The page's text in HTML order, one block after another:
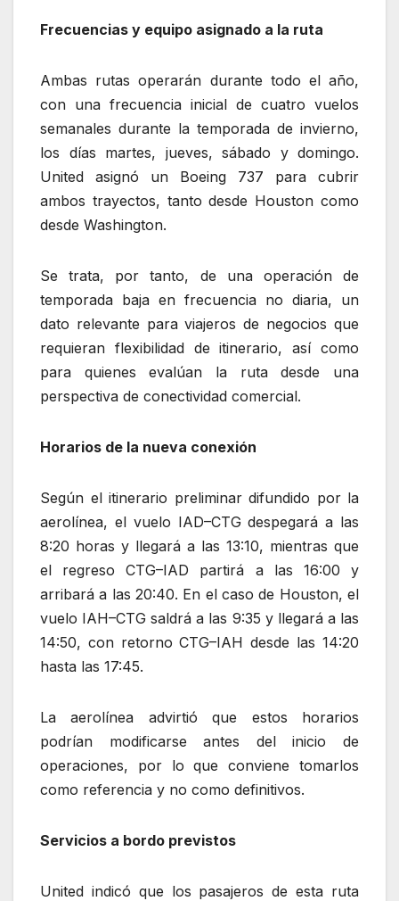
Frecuencias y equipo asignado a la ruta
Ambas rutas operarán durante todo el año,
con una frecuencia inicial de cuatro vuelos
semanales durante la temporada de invierno,
los días martes, jueves, sábado y domingo.
United asignó un Boeing 737 para cubrir
ambos trayectos, tanto desde Houston como
desde Washington.
Se trata, por tanto, de una operación de
temporada baja en frecuencia no diaria, un
dato relevante para viajeros de negocios que
requieran flexibilidad de itinerario, así como
para quienes evalúan la ruta desde una
perspectiva de conectividad comercial.
Horarios de la nueva conexión
Según el itinerario preliminar difundido por la
aerolínea, el vuelo IAD–CTG despegará a las
8:20 horas y llegará a las 13:10, mientras que
el regreso CTG–IAD partirá a las 16:00 y
arribará a las 20:40. En el caso de Houston, el
vuelo IAH–CTG saldrá a las 9:35 y llegará a las
14:50, con retorno CTG–IAH desde las 14:20
hasta las 17:45.
La aerolínea advirtió que estos horarios
podrían modificarse antes del inicio de
operaciones, por lo que conviene tomarlos
como referencia y no como definitivos.
Servicios a bordo previstos
United indicó que los pasajeros de esta ruta